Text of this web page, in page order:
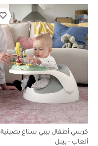
كرسي أطفال بيبي سناغ بصينية
ألعاب - بيبل